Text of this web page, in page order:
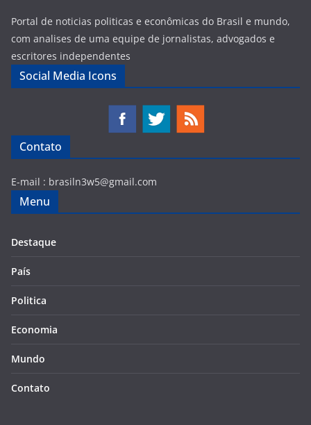
Portal de noticias politicas e econômicas do Brasil e mundo,
com analises de uma equipe de jornalistas, advogados e
escritores independentes
Social Media Icons
Contato
E-mail : brasiln3w5@gmail.com
Menu
Destaque
País
Politica
Economia
Mundo
Contato